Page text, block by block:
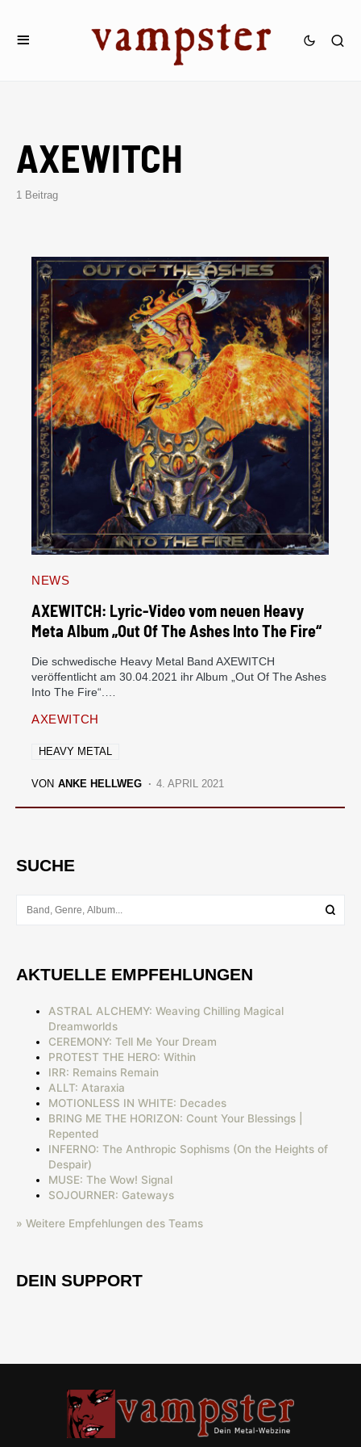
AXEWITCH
1 Beitrag
NEWS
AXEWITCH: Lyric-Video vom neuen Heavy
Meta Album „Out Of The Ashes Into The Fire“
Die schwedische Heavy Metal Band AXEWITCH
veröffentlicht am 30.04.2021 ihr Album „Out Of The Ashes
Into The Fire“.…
AXEWITCH
HEAVY METAL
VON ANKE HELLWEG 4. APRIL 2021
SUCHE
AKTUELLE EMPFEHLUNGEN
ASTRAL ALCHEMY: Weaving Chilling Magical
Dreamworlds
CEREMONY: Tell Me Your Dream
PROTEST THE HERO: Within
IRR: Remains Remain
ALLT: Ataraxia
MOTIONLESS IN WHITE: Decades
BRING ME THE HORIZON: Count Your Blessings |
Repented
INFERNO: The Anthropic Sophisms (On the Heights of
Despair)
MUSE: The Wow! Signal
SOJOURNER: Gateways
» Weitere Empfehlungen des Teams
DEIN SUPPORT